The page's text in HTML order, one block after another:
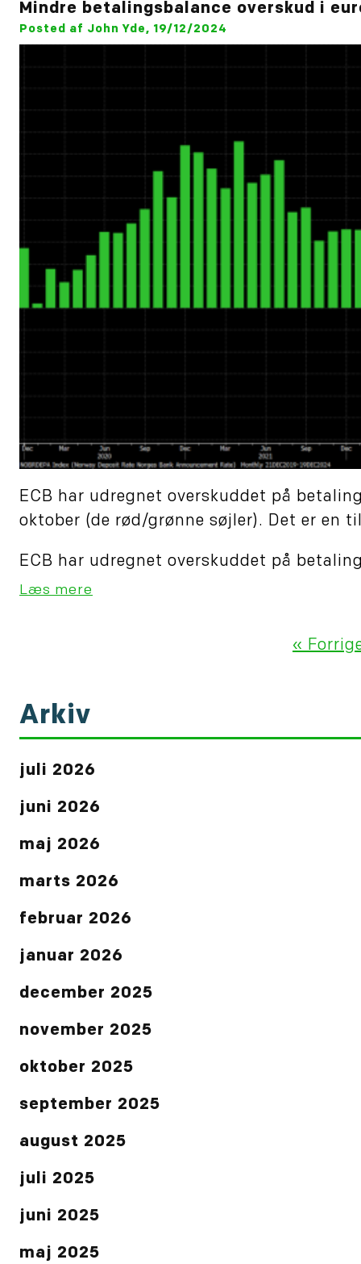
Mindre betalingsbalance overskud i
Posted af John Yde, 19/12/2024
ECB har udregnet overskuddet på
oktober (de rød/grønne søjler). Det er en
ECB har udregnet overskuddet på
Læs mere
«
Arkiv
juli 2026
juni 2026
maj 2026
marts 2026
februar 2026
januar 2026
december 2025
november 2025
oktober 2025
september 2025
august 2025
juli 2025
juni 2025
maj 2025